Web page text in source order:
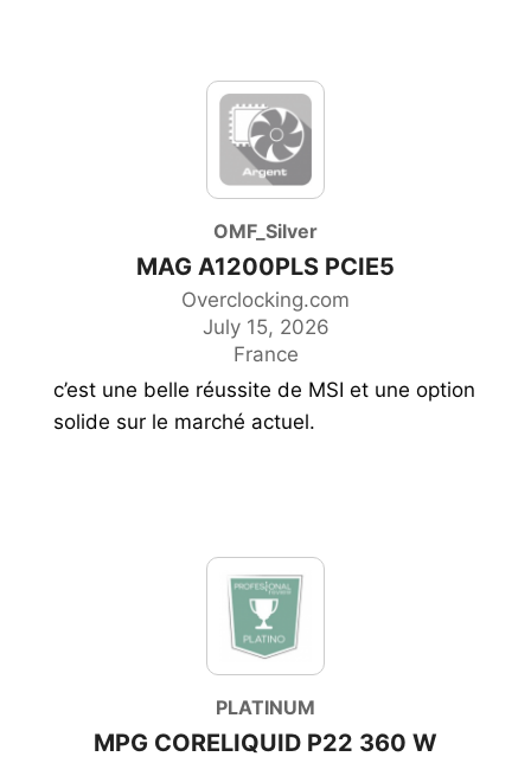
OMF_Silver
MAG A1200PLS PCIE5
Overclocking.com
July 15, 2026
France
c’est une belle réussite de MSI et une option
solide sur le marché actuel.
PLATINUM
MPG CORELIQUID P22 360 W